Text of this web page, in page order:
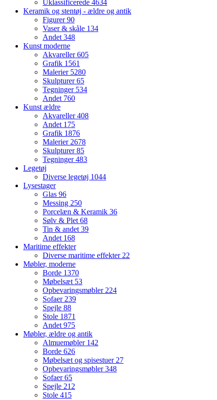
Uklassificerede 4634
Keramik og stentøj - ældre og antik
Figurer90
Vaser & skåle 134
Andet 348
Kunst moderne
Akvareller605
Grafik 1561
Malerier 5280
Skulpturer65
Tegninger 534
Andet 760
Kunst ældre
Akvareller408
Andet 175
Grafik 1876
Malerier 2678
Skulpturer85
Tegninger483
Legetøj
Diverse legetøj 1044
Lysestager
Glas 96
Messing 250
Porcelæn & Keramik 36
Sølv & Plet 68
Tin & andet 39
Andet 168
Maritime effekter
Diverse maritime effekter 22
Møbler, moderne
Borde 1370
Møbelsæt 53
Opbevaringsmøbler 224
Sofaer 239
Spejle 88
Stole 1871
Andet 975
Møbler, ældre og antik
Almuemøbler 142
Borde 626
Møbelsæt og spisestuer 27
Opbevaringsmøbler348
Sofaer65
Spejle 212
Stole 415